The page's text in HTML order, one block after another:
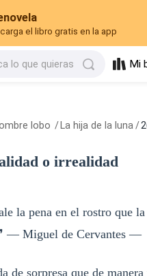
el libro gratis en la app
lo que quieras Mi
lobo / La hija de la luna /
o irrealidad
la pena en el rostro que
— Miguel de Cervantes —
de sorpresa que de manera